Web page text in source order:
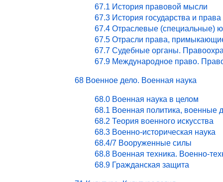
67.1 История правовой мысли
67.3 История государства и права
67.4 Отраслевые (специальные)
67.5 Отрасли права,
67.7 Судебные органы.
67.9 Международное право.
68 Военное дело. Военная наука
68.0 Военная наука в целом
68.1 Военная политика, военные
68.2 Теория военного искусства
68.3 Военно-историческая наука
68.4/7 Вооруженные силы
68.8 Военная техника. Военно-
68.9 Гражданская защита